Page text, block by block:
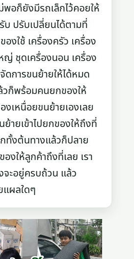
พอก็ยังมีรถเล็กไว้คอยให้
ปรับเปลี่ยนได้ตามที่
งใช้ เครื่องครัว เครื่อง
ญ่ ชุดเครื่องนอน เครื่อง
ดการขนย้ายให้ได้หมด
ก็พร้อมคนยกของให้
งเหนื่อยขนย้ายเองเลย
ายเข้าไปยกของให้ถึงที่
ทั้งต้นทางแล้วก็ปลาย
งให้ลูกค้าถึงที่เลย เรา
ะอยู่ครบถ้วน แล้ว
แผลใดๆ